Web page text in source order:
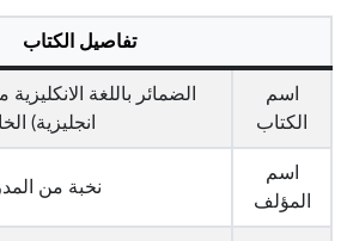
تفاصيل الكتاب
اسم
الكتاب
الضمائر باللغة
انجليزية)
اسم
المؤلف
نخبة من